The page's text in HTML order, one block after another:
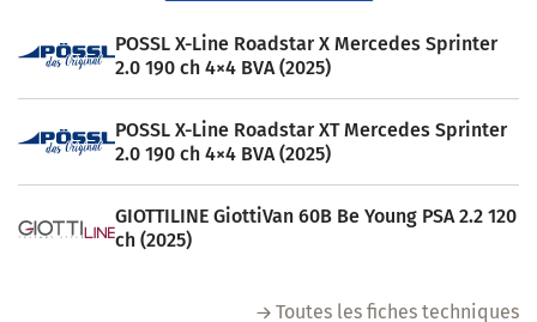
POSSL X-Line Roadstar X Mercedes Sprinter
2.0 190 ch 4×4 BVA (2025)
POSSL X-Line Roadstar XT Mercedes Sprinter
2.0 190 ch 4×4 BVA (2025)
GIOTTILINE GiottiVan 60B Be Young PSA 2.2 120
ch (2025)
Toutes les fiches techniques